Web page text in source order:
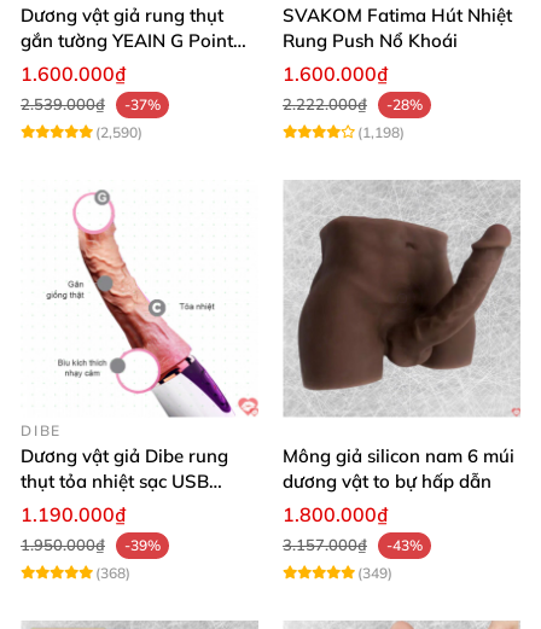
Dương vật giả rung thụt
gắn tường YEAIN G Point
tỏa nhiệt điều khiển từ xa
1.600.000₫
2.539.000₫
-37%
(2,590)
SVAKOM Fatima Hút Nhiệt
Rung Push Nổ Khoái
1.600.000₫
2.222.000₫
-28%
(1,198)
DIBE
Dương vật giả Dibe rung
thụt tỏa nhiệt sạc USB
silicon mềm mại
1.190.000₫
1.950.000₫
-39%
(368)
Mông giả silicon nam 6 múi
dương vật to bự hấp dẫn
1.800.000₫
3.157.000₫
-43%
(349)